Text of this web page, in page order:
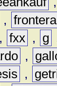
, frontera
, fxx , g
,
,